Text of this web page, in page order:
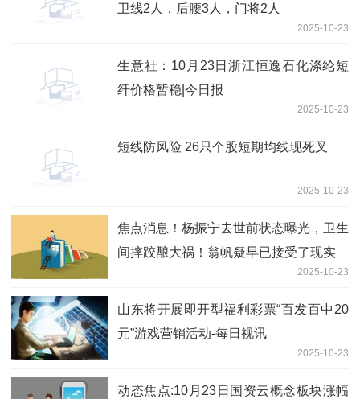
卫线2人，后腰3人，门将2人
2025-10-23
生意社：10月23日浙江恒逸石化涤纶短
纤价格暂稳|今日报
2025-10-23
短线防风险 26只个股短期均线现死叉
2025-10-23
焦点消息！杨振宁去世前状态曝光，卫生
间摔跤酿大祸！翁帆疑早已接受了现实
2025-10-23
山东将开展即开型福利彩票“百发百中20
元”游戏营销活动-每日视讯
2025-10-23
动态焦点:10月23日国资云概念板块涨幅